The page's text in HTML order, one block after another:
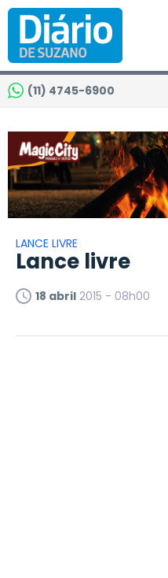
(11) 4745-6900
LANCE LIVRE
Lance livre
18 abril 2015 - 08h00